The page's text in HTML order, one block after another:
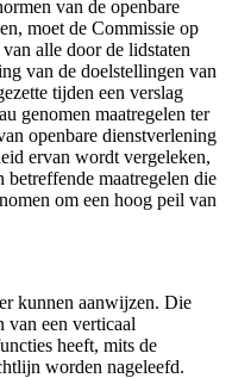
van de openbare
moet de Commissie op
alle door de lidstaten
van de doelstellingen van
tijden een verslag
genomen maatregelen ter
openbare dienstverlening
ervan wordt vergeleken,
betreffende maatregelen die
om een hoog peil van
kunnen aanwijzen. Die
van een verticaal
heeft, mits de
worden nageleefd.